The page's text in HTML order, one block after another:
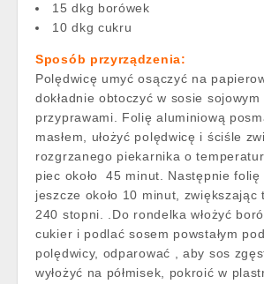
15 dkg borówek
10 dkg cukru
Sposób przyrządzenia:
Polędwicę umyć osączyć na
dokładnie obtoczyć w sosie
przyprawami. Folię aluminiową
masłem, ułożyć polędwicę i ściśle
rozgrzanego piekarnika o
piec około 45 minut. Następnie
jeszcze około 10 minut, zwiększając
240 stopni. .Do rondelka włożyć
cukier i podlać sosem powstałym
polędwicy, odparować , aby sos
wyłożyć na półmisek, pokroić w